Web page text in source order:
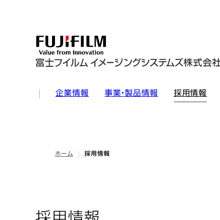
企業情報 事業・製品情報 採用情報
ホーム 採用情報